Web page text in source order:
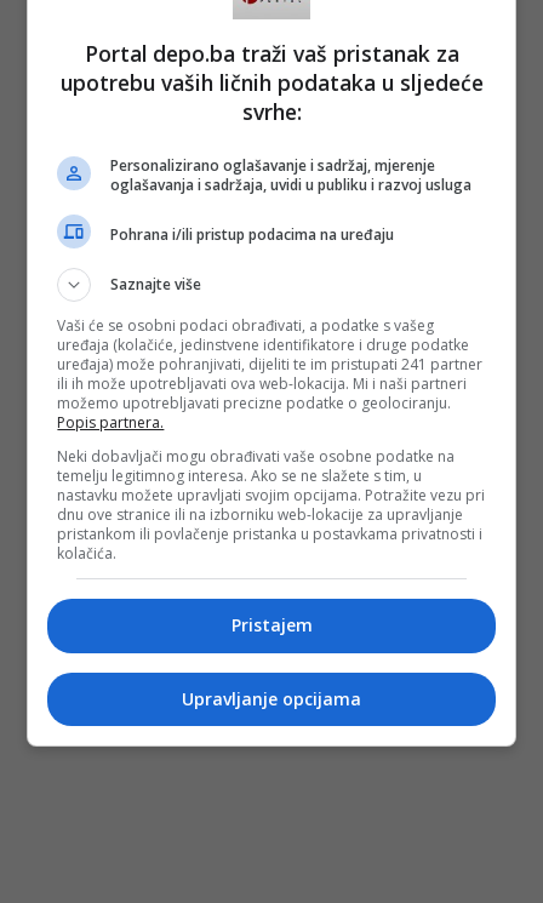
komemoraciji i kolektivnoj dženazi u Memorijalnom centru
Potočari, gdje će ove godine vječni smiraj pronaći još 10
identificiranih žrtava genocida - navodi se u saopćenju.
PODIJELI NA
Depo.ba pratite putem društvenih mrežaTwitter
Portal depo.ba traži vaš pristanak za
upotrebu vaših ličnih podataka u sljedeće
svrhe:
Personalizirano oglašavanje i sadržaj, mjerenje
oglašavanja i sadržaja, uvidi u publiku i razvoj usluga
Pohrana i/ili pristup podacima na uređaju
Saznajte više
Vaši će se osobni podaci obrađivati, a podatke s vašeg
uređaja (kolačiće, jedinstvene identifikatore i druge podatke
uređaja) može pohranjivati, dijeliti te im pristupati 241 partner
ili ih može upotrebljavati ova web-lokacija. Mi i naši partneri
možemo upotrebljavati precizne podatke o geolociranju.
Popis partnera.
Neki dobavljači mogu obrađivati vaše osobne podatke na
temelju legitimnog interesa. Ako se ne slažete s tim, u
nastavku možete upravljati svojim opcijama. Potražite vezu pri
dnu ove stranice ili na izborniku web-lokacije za upravljanje
pristankom ili povlačenje pristanka u postavkama privatnosti i
kolačića.
Pristajem
Upravljanje opcijama